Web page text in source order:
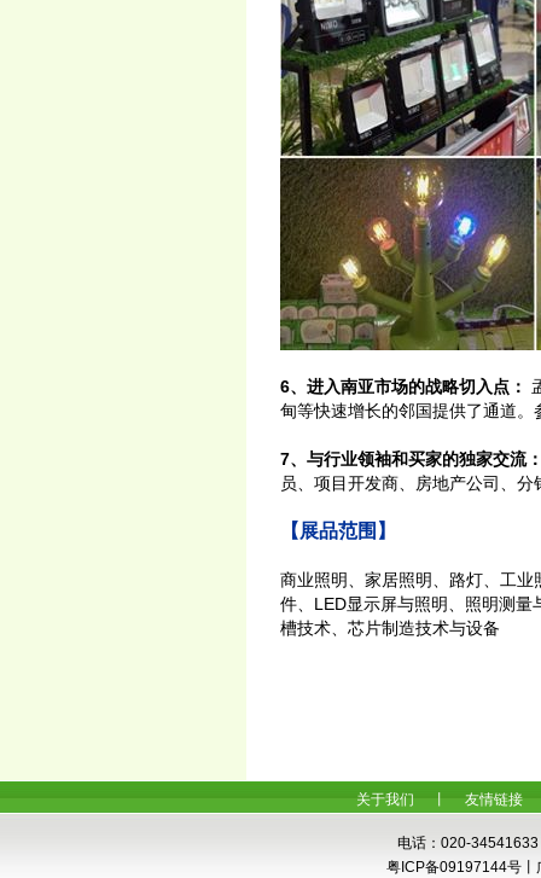
6、进入南亚市场的战略切入点：
甸等快速增长的邻国提供了通道
7、与行业领袖和买家的独家交流
员、项目开发商、房地产公司、
【展品范围】
商业照明、家居照明、路灯、工
件、LED显示屏与照明、照明测
槽技术、芯片制造技术与设备
关于我们 友情链接
电话：020-
粤ICP备09197144号